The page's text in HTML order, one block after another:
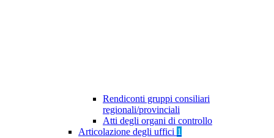
Rendiconti gruppi consiliari
regionali/provinciali
Atti degli organi di controllo
Articolazione degli uffici 1